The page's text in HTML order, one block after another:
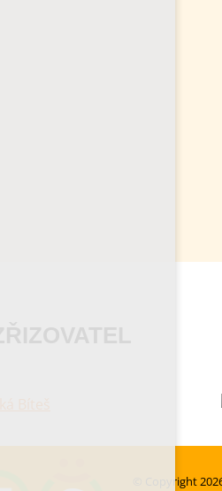
© Copyright